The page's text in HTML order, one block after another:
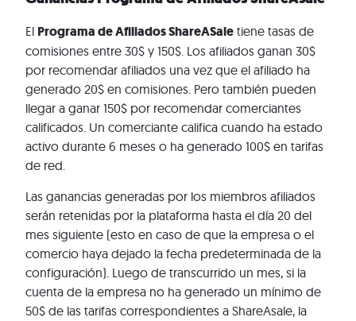
El Programa de Afiliados ShareASale tiene tasas de
comisiones entre 30$ y 150$. Los afiliados ganan 30$
por recomendar afiliados una vez que el afiliado ha
generado 20$ en comisiones. Pero también pueden
llegar a ganar 150$ por recomendar comerciantes
calificados. Un comerciante califica cuando ha estado
activo durante 6 meses o ha generado 100$ en tarifas
de red.
Las ganancias generadas por los miembros afiliados
serán retenidas por la plataforma hasta el día 20 del
mes siguiente (esto en caso de que la empresa o el
comercio haya dejado la fecha predeterminada de la
configuración). Luego de transcurrido un mes, si la
cuenta de la empresa no ha generado un mínimo de
50$ de las tarifas correspondientes a ShareAsale, la